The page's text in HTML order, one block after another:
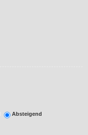
Absteigend